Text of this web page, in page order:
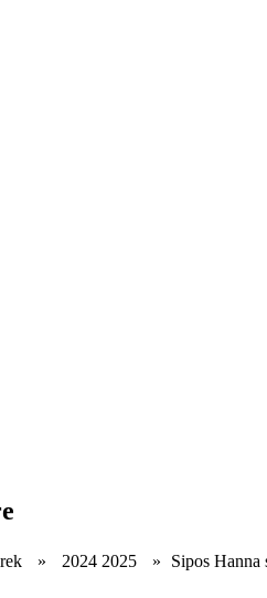
» 2024 2025 » Sipos Hanna